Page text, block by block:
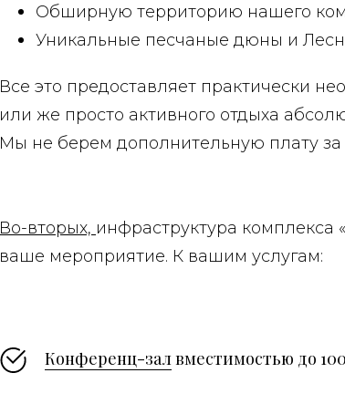
Обширную территорию нашего
Уникальные песчаные дюны и
Все это предоставляет практически
или же просто активного отдыха
Мы не берем дополнительную плату
Во-вторых, инфраструктура комплекса
ваше мероприятие. К вашим услугам:
Конференц-залвместимостью до